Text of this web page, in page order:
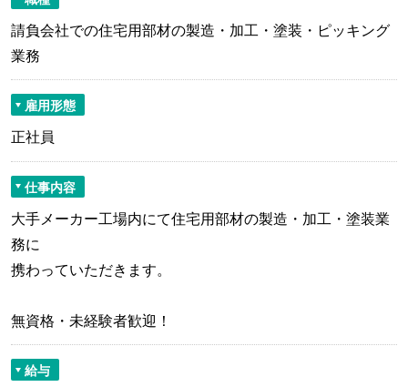
請負会社での住宅用部材の製造・加工・塗装・ピッキング
業務
雇用形態
正社員
仕事内容
大手メーカー工場内にて住宅用部材の製造・加工・塗装業
務に
携わっていただきます。
無資格・未経験者歓迎！
給与